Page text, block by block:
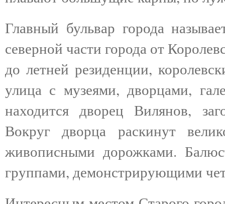
Главный бульвар города
северной части города от
до летней резиденции,
улица с музеями, дворцами,
находится дворец Вилянов,
Вокруг дворца раскинут
живописными дорожками.
группами, демонстрирующими